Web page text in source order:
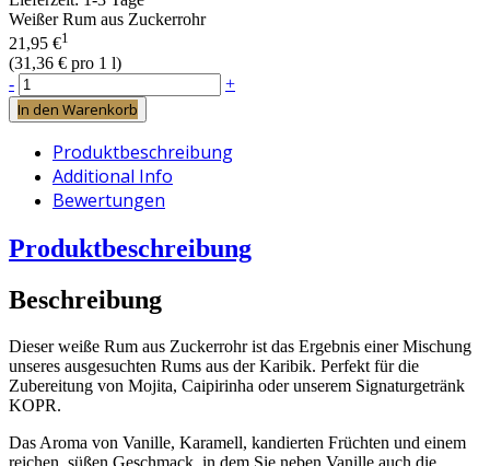
Weißer Rum aus Zuckerrohr
21,95 €1
(31,36 € pro 1 l)
-
+
In den Warenkorb
Produktbeschreibung
Additional Info
Bewertungen
Produktbeschreibung
Beschreibung
Dieser weiße Rum aus Zuckerrohr ist das Ergebnis einer Mischung
unseres ausgesuchten Rums aus der Karibik. Perfekt für die
Zubereitung von Mojita, Caipirinha oder unserem Signaturgetränk
KOPR.
Das Aroma von Vanille, Karamell, kandierten Früchten und einem
reichen, süßen Geschmack, in dem Sie neben Vanille auch die